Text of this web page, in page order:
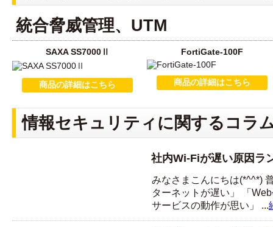
統合脅威管理、UTM
SAXA SS7000Ⅱ
商品の詳細はこちら
FortiGate-100F
商品の詳細はこちら
情報セキュリティに関するコラ
社内Wi-Fiが遅い原因ラ
みなさまこんにちは(*^^*)
ターネットが遅い」 「
サービスの動作が思い」 ...